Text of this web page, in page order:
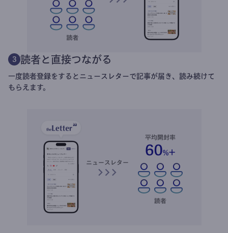
3 読者と直接つながる
一度読者登録をするとニュースレターで記事が届き、読み続けて
もらえます。